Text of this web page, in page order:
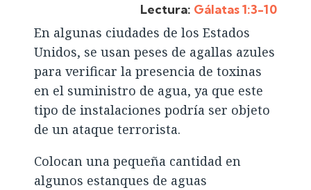
Lectura: Gálatas 1:3-10
En algunas ciudades de los Estados
Unidos, se usan peses de agallas azules
para verificar la presencia de toxinas
en el suministro de agua, ya que este
tipo de instalaciones podría ser objeto
de un ataque terrorista.
Colocan una pequeña cantidad en
algunos estanques de aguas